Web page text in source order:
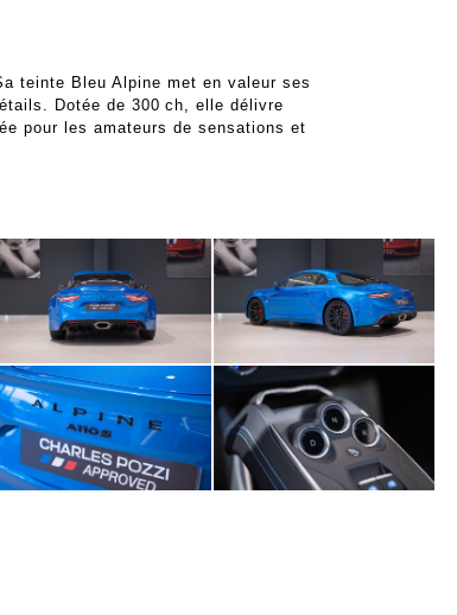
teinte Bleu Alpine met en valeur ses
Dotée de 300 ch, elle délivre
pour les amateurs de sensations et